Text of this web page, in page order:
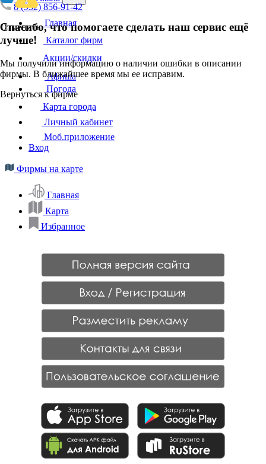
8 (952) 856-91-42
Отменить
Спасибо, что помогаете сделать наш сервис ещё
лучше!
Мы получили информацию о наличии ошибки в описании
фирмы. В ближайшее время мы ее исправим.
Вернуться к фирме
Главная
Каталог фирм
Акции/скидки
Афиша
Погода
Карта города
Личный кабинет
Моб.приложение
Вход
Фирмы на карте
Главная
Карта
Избранное